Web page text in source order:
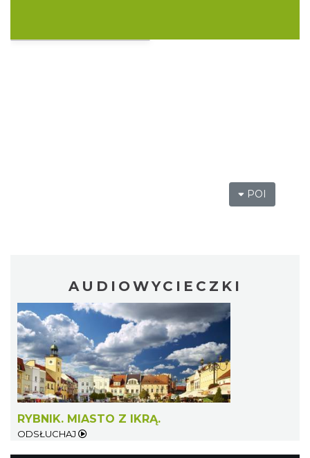
Koncert Sandry w Gliwicach
Święto Ziół w pszczyńskim skansenie
Pszczyna
28.63 km
POI
AUDIOWYCIECZKI
RYBNIK. MIASTO Z IKRĄ.
ODSŁUCHAJ